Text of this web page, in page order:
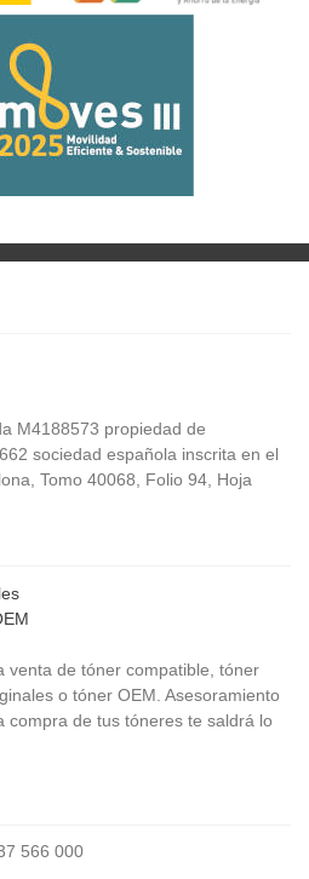
M4188573 propiedad de
sociedad española inscrita en el
Tomo 40068, Folio 94, Hoja
venta de tóner compatible, tóner
o tóner OEM. Asesoramiento
compra de tus tóneres te saldrá lo
566 000